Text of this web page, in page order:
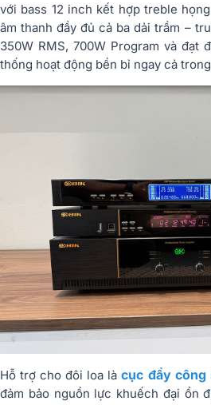
với bass 12 inch kết hợp treble
âm thanh đầy đủ cả ba dải trầm –
350W RMS, 700W Program và đạt
thống hoạt động bền bỉ ngay cả
Hỗ trợ cho đôi loa làcục đẩy công
đảm bảo nguồn lực khuếch đại ổn